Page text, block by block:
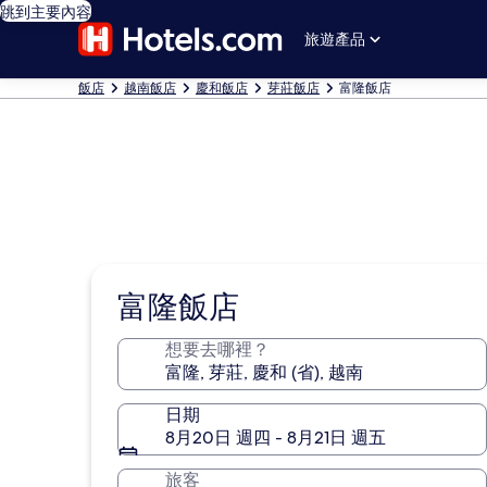
跳到主要內容
旅遊產品
飯店 越南飯店 慶和飯店 芽莊飯店 富隆飯店
富隆飯店
想要去哪裡？
日期
8月20日 週四 - 8月21日 週五
旅客